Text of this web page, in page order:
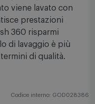
viene lavato con
prestazioni
360 risparmi
di lavaggio è più
di qualità.
Codice interno: GOD028386